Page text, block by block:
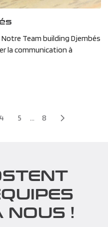
Team building Djembés
la communication à
4 5 ... 8
NOUS !